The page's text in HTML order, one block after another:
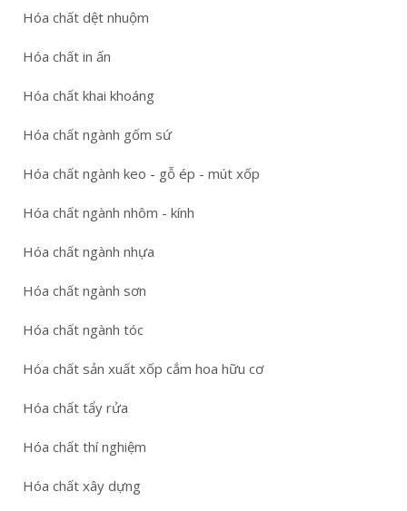
Hóa chất dệt nhuộm
Hóa chất in ấn
Hóa chất khai khoáng
Hóa chất ngành gốm sứ
Hóa chất ngành keo - gỗ ép - mút xốp
Hóa chất ngành nhôm - kính
Hóa chất ngành nhựa
Hóa chất ngành sơn
Hóa chất ngành tóc
Hóa chất sản xuất xốp cắm hoa hữu cơ
Hóa chất tẩy rửa
Hóa chất thí nghiệm
Hóa chất xây dựng